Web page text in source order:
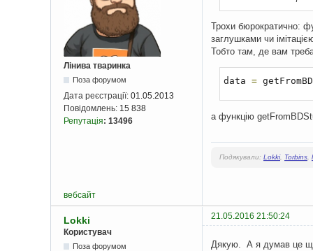
}
}
private void
double
for (
        printer
.
}
Лінива тваринка
Поза форумом
Дата реєстрації: 01.05.2013
Повідомлень: 15 838
Репутація: 13496
Трохи бюрократично:
заглушками чи
Тобто там, де вам
data =
а функцію
Подякували: Lokki, Torbins
вебсайт
Lokki
21.05.2016 21:50:24
Користувач
Поза форумом Дякую. А я думав це